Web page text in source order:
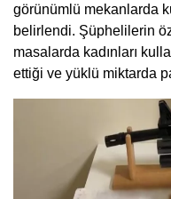
görünümlü mekanlarda
belirlendi. Şüphelilerin
masalarda kadınları
ettiği ve yüklü miktarda